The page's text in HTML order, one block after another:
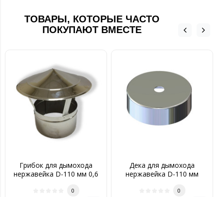
ТОВАРЫ, КОТОРЫЕ ЧАСТО
ПОКУПАЮТ ВМЕСТЕ
Грибок для дымохода
нержавейка D-110 мм 0,6
0
Дека для дымохода
нержавейка D-110 мм
0